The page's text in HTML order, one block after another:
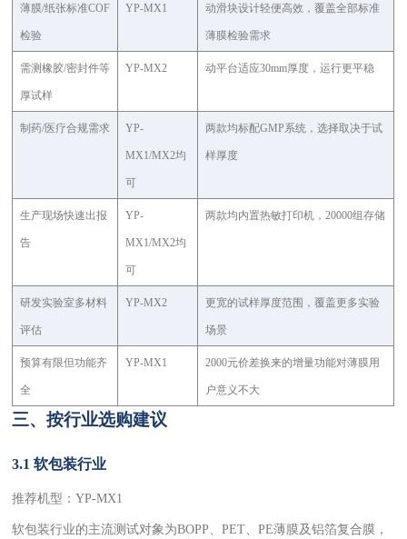
薄膜/纸张标准COF
检验
YP-MX1 动滑块设计轻便高效，覆盖全部标准
薄膜检验需求
需测橡胶/密封件等
厚试样
YP-MX2 动平台适应30mm厚度，运行更平稳
制药/医疗合规需求 YP-
MX1/MX2均
可
两款均标配GMP系统，选择取决于试
样厚度
生产现场快速出报
告
YP-
MX1/MX2均
可
两款均内置热敏打印机，20000组存储
研发实验室多材料
评估
YP-MX2 更宽的试样厚度范围，覆盖更多实验
场景
预算有限但功能齐
全
YP-MX1 2000元价差换来的增量功能对薄膜用
户意义不大
三、按行业选购建议
3.1 软包装行业
推荐机型：YP-MX1
软包装行业的主流测试对象为BOPP、PET、PE薄膜及铝箔复合膜，